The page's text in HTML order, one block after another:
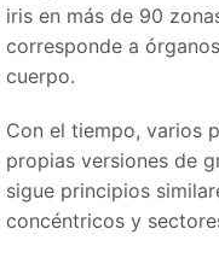
iris en más de 90
corresponde a
cuerpo.
Con el tiempo, varios
propias versiones de
sigue principios
concéntricos y